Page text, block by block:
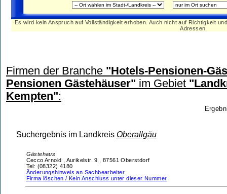
Es wird kein Anspruch auf Vollständigkeit erhoben. Auch nicht auf Richtigkeit
Adressen.
Firmen der Branche "Hotels-Pensionen-
Pensionen Gästehäuser" im Gebiet
Kempten":
Suchergebnis im Landkreis Oberallgäu
Gästehaus
Cecco Arnold , Aurikelstr. 9 , 87561 Oberstdorf
Tel: (08322) 4180
Änderungshinweis an Sachbearbeiter
Firma löschen / Kein Anschluss unter dieser Nummer